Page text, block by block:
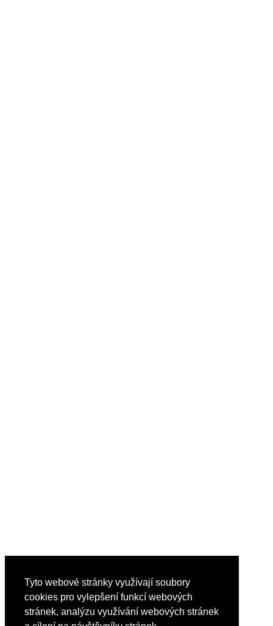
Tyto webové stránky využívají soubory
cookies pro vylepšení funkcí webových
stránek, analýzu využívání webových stránek